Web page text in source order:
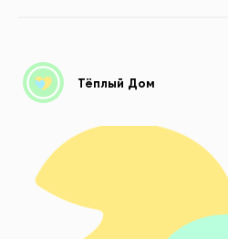
Тёплый Дом